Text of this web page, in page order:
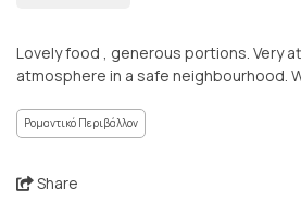
Lovely food , generous portions. Very
atmosphere in a safe neighbourhood.
Ρομαντικό Περιβάλλον
Share